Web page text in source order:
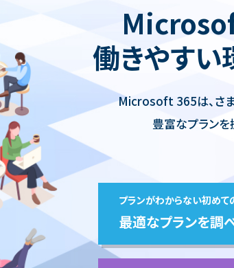
働きやすい
Microsoft 365は、さ
豊富なプランを
プランがわからない初めて
最適なプランを調